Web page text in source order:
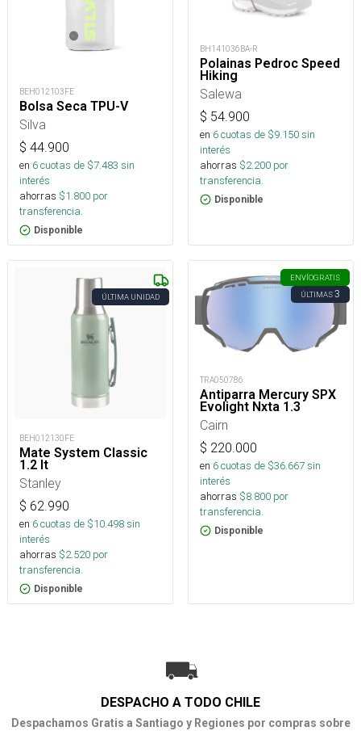
BEH012103FE
Bolsa Seca TPU-V
Silva
$ 44.900
en 6cuotas de $7.483 sin
interés
ahorras $1.800 por
transferencia.
Disponible
BH141036BA-R
Polainas Pedroc Speed
Hiking
Salewa
$ 54.900
en 6cuotas de $9.150sin
interés
ahorras $2.200 por
transferencia.
Disponible
ÚLTIMA UNIDAD
BEH012130FE
Mate System Classic
1.2 lt
Stanley
$ 62.990
en 6cuotas de $10.498sin
interés
ahorras $2.520 por
transferencia.
Disponible
ENVÍOGRATIS
ÚLTIMAS3
TRA050786
Antiparra Mercury SPX
Evolight Nxta 1.3
Cairn
$ 220.000
en 6cuotas de $36.667sin
interés
ahorras $8.800 por
transferencia.
Disponible
DESPACHO A TODO CHILE
Despachamos Gratis a Santiago y Regiones por compras sobre